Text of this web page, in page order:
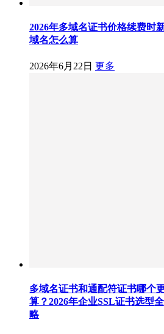
2026年多域名证书价格续费时
域名怎么算
2026年6月22日 更多
多域名证书和通配符证书哪个
算？2026年企业SSL证书选型
略